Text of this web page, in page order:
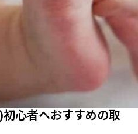
心者へおすすめの取